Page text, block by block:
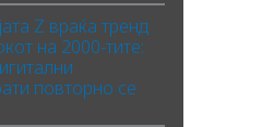
Z враќа тренд
на 2000-тите:
повторно се